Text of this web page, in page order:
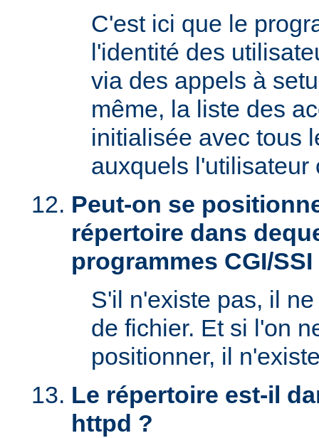
C'est ici que le
l'identité des
via des appels à
même, la liste des
initialisée avec tous
auxquels l'utilisateur
Peut-on se
répertoire dans
programmes CGI/SSI
S'il n'existe pas, il
de fichier. Et si l'on
positionner, il
Le répertoire est-il
httpd ?